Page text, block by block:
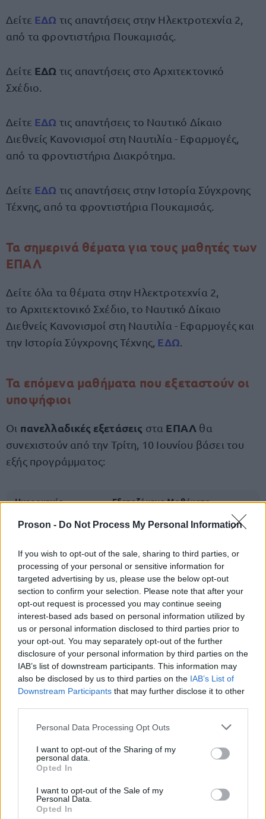
Proson - Do Not Process My Personal Information
If you wish to opt-out of the sale, sharing to third parties, or
processing of your personal or sensitive information for
targeted advertising by us, please use the below opt-out
section to confirm your selection. Please note that after your
opt-out request is processed you may continue seeing
interest-based ads based on personal information utilized by
us or personal information disclosed to third parties prior to
your opt-out. You may separately opt-out of the further
disclosure of your personal information by third parties on the
IAB’s list of downstream participants. This information may
also be disclosed by us to third parties on the IAB’s List of
Downstream Participants that may further disclose it to other
Please note that this website/app uses one or more Google
not limited to your visit or usage behaviour. You may click to
grant or deny consent to Google and its third-party tags to
use your data for below specified purposes in below Google
consent section.
Personal Data Processing Opt Outs
I want to opt-out of the Sharing of my
personal data.
Opted In
I want to opt-out of the Sale of my
Personal Data.
Opted In
Δείτε ΕΔΩ τις απαντήσεις στην Ηλεκτροτεχνία 2,
από τα φροντιστήρια Πουκαμισάς.
Δείτε ΕΔΩ τις απαντήσεις στο Αρχιτεκτονικό
Σχέδιο.
Δείτε ΕΔΩ τις απαντήσεις το Ναυτικό Δίκαιο
Διεθνείς Κανονισμοί στη Ναυτιλία - Εφαρμογές,
από τα φροντιστήρια Διακρότημα.
Δείτε ΕΔΩ τις απαντήσεις στην Ιστορία Σύγχρονης
Τέχνης, από τα φροντιστήρια Πουκαμισάς.
Τα σημερινά θέματα για τους μαθητές των
ΕΠΑΛ
Δείτε όλα τα θέματα στην Ηλεκτροτεχνία 2,
το Αρχιτεκτονικό Σχέδιο, το Ναυτικό Δίκαιο
Διεθνείς Κανονισμοί στη Ναυτιλία - Εφαρμογές και
την Ιστορία Σύγχρονης Τέχνης, ΕΔΩ
Τα επόμενα μαθήματα που εξεταστούν οι
υποψήφιοι
Οι πανελλαδικές εξετάσεις στα ΕΠΑΛ θα
συνεχιστούν από την Τρίτη, 10 Ιουνίου βάσει του
εξής προγράμματος:
Ημερομηνία Εξεταζόμενα Μαθήματα
2025
1. Υγιεινή
(ΑΟΔ)
4. Στοιχεία Μηχανών
Πέμπτη 12 Ιουνίου
2025
1. Ηλεκτρικές Μηχανές
2. Σύγχρονες Γεωργικές
Επιχειρήσεις
3. Ναυσιπλοΐα ΙΙ
4. Ναυτικές Μηχανές
Παρασκευή 13
Ιουνίου 2025
1. Τεχνολογία Υλικών
2. Οικοδομική
3. Μηχανές Εσωτερικής Καύσης IΙ
(Μεκ ΙΙ)
4. Ψηφιακά Συστήματα
Δευτέρα 16 Ιουνίου
2. Κινητήρες Αεροσκαφών
3. Στοιχεία Σχεδιασμού Κεντρικών
ΑΣΕΠ: Πιστοποίηση Αγγλικών σε